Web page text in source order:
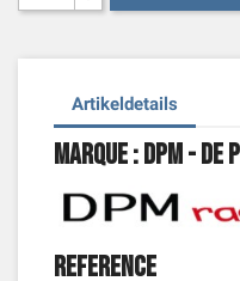
Artikeldetails
Marque : DPM -
Reference